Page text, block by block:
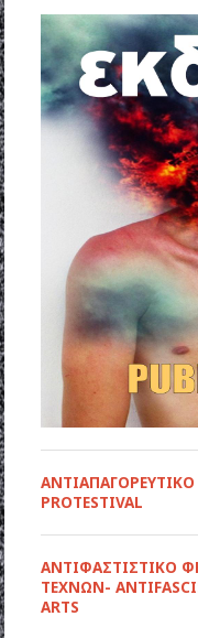
ΑΝΤΙΑΠΑΓΟΡΕΥΤΙΚΟ
PROTESTIVAL
ANTIΦΑΣΤΙΣΤΙΚΟ
ΤΕΧΝΩΝ-
ARTS